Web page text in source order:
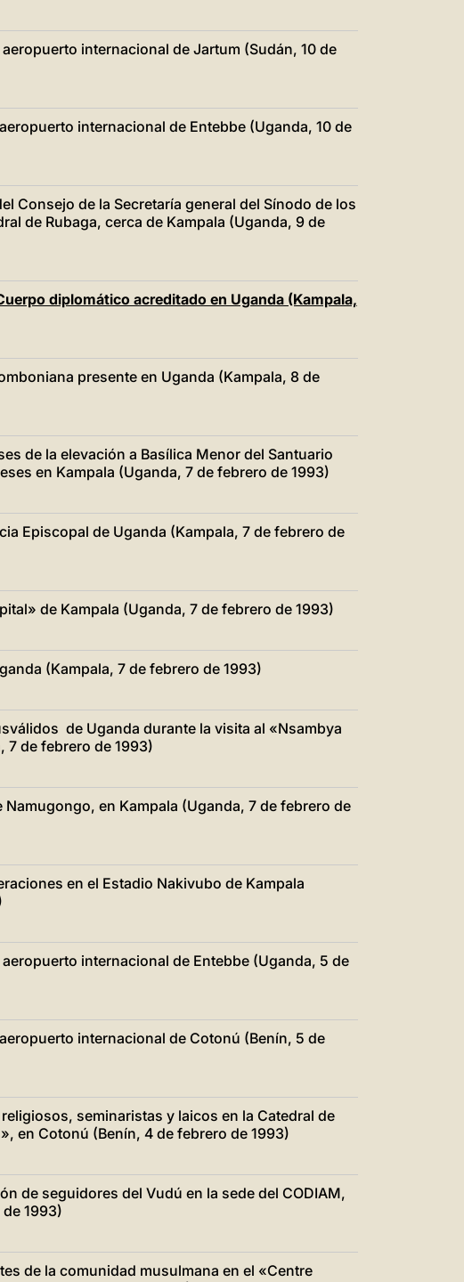
internacional de Jartum (Sudán, 10 de
internacional de Entebbe (Uganda, 10 de
Consejo de la Secretaría general del Sínodo de los
de Rubaga, cerca de Kampala (Uganda, 9 de
diplomático acreditado en Uganda (Kampala,
presente en Uganda (Kampala, 8 de
de la elevación a Basílica Menor del Santuario
en Kampala (Uganda, 7 de febrero de 1993)
Episcopal de Uganda (Kampala, 7 de febrero de
de Kampala (Uganda, 7 de febrero de 1993)
(Kampala, 7 de febrero de 1993)
de Uganda durante la visita al «Nsambya
7 de febrero de 1993)
en Kampala (Uganda, 7 de febrero de
en el Estadio Nakivubo de Kampala
internacional de Entebbe (Uganda, 5 de
internacional de Cotonú (Benín, 5 de
seminaristas y laicos en la Catedral de
en Cotonú (Benín, 4 de febrero de 1993)
de seguidores del Vudú en la sede del CODIAM,
1993)
de la comunidad musulmana en el «Centre